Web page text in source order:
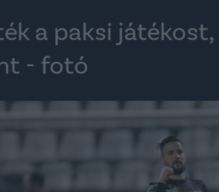
a paksi játékost,
- fotó